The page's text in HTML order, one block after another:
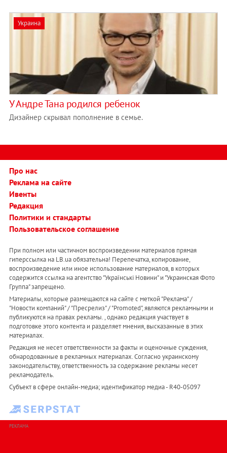
Украина
У Андре Тана родился ребенок
Дизайнер скрывал пополнение в семье.
Про нас
Реклама на сайте
Ивенты
Редакция
Политики и стандарты
Пользовательское соглашение
При полном или частичном воспроизведении материалов прямая
гиперссылка на LB.ua обязательна! Перепечатка, копирование,
воспроизведение или иное использование материалов, в которых
содержится ссылка на агентство "Українськi Новини" и "Украинская Фото
Группа" запрещено.
Материалы, которые размещаются на сайте с меткой "Реклама" /
"Новости компаний" / "Пресрелиз" / "Promoted", являются рекламными и
публикуются на правах рекламы. , однако редакция участвует в
подготовке этого контента и разделяет мнения, высказанные в этих
материалах.
Редакция не несет ответственности за факты и оценочные суждения,
обнародованные в рекламных материалах. Согласно украинскому
законодательству, ответственность за содержание рекламы несет
рекламодатель.
Субъект в сфере онлайн-медиа; идентификатор медиа - R40-05097
РЕКЛАМА